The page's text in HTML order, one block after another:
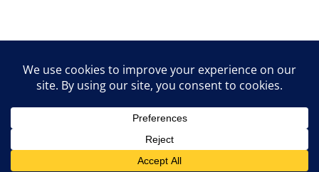
Lifestyle tippek & trükkök
© 2026 vipcast.hu powered by Media1• Készült
GeneratePress